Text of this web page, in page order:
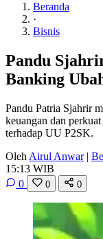
Beranda
·
Bisnis
Pandu
Banking
Pandu Patria Sjahrir
keuangan dan
terhadap UU P2SK.
Oleh Airul Anwar |
15:13 WIB
0
0 0